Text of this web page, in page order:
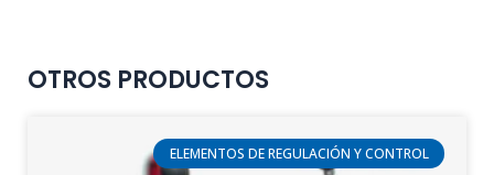
OTROS PRODUCTOS
ELEMENTOS DE REGULACIÓN Y CONTROL